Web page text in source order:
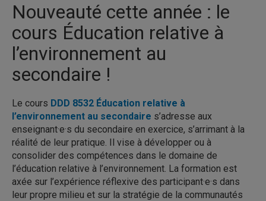
Nouveauté cette année : le
cours Éducation relative à
l’environnement au
secondaire !
Le cours DDD 8532 Éducation relative à
l’environnement au secondaire s’adresse aux
enseignant·e·s du secondaire en exercice, s’arrimant à la
réalité de leur pratique. Il vise à développer ou à
consolider des compétences dans le domaine de
l’éducation relative à l’environnement. La formation est
axée sur l’expérience réflexive des participant·e·s dans
leur propre milieu et sur la stratégie de la communautés